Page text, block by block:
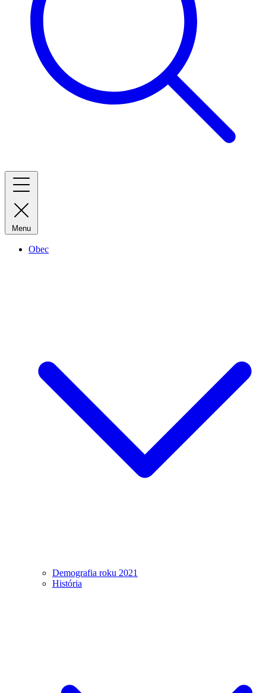
Menu
Obec
Demografia roku 2021
História